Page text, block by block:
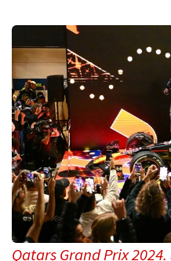
Qatars Grand Prix